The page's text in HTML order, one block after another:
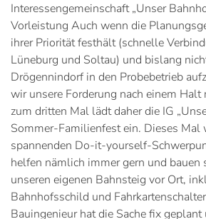
Interessengemeinschaft „Unser
Vorleistung Auch wenn die
ihrer Priorität festhält (schnelle
Lüneburg und Soltau) und bislang
Drögennindorf in den Probebetrieb
wir unsere Forderung nach einem
zum dritten Mal lädt daher die IG
Sommer-Familienfest ein. Dieses Mal
spannenden Do-it-yourself-
helfen nämlich immer gern und bauen
unseren eigenen Bahnsteig vor Ort,
Bahnhofsschild und
Bauingenieur hat die Sache fix